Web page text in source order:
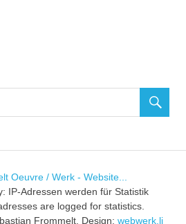
Oeuvre / Werk - Website...
IP-Adressen werden für Statistik
are logged for statistics.
Frommelt. Design: webwerk.li